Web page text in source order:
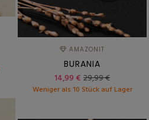
AMAZONIT
BURANIA
14,99 € 29,99 €
Weniger als 10 Stück auf Lager